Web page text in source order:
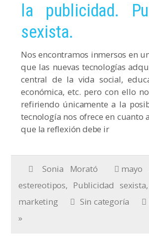
la publicidad.
sexista.
Nos encontramos inmersos en
que las nuevas tecnologías
central de la vida social,
económica, etc. pero con ello
refiriendo únicamente a la
tecnología nos ofrece en cuanto
que la reflexión debe ir
Sonia Morató
mayo
estereotipos, Publicidad sexista,
marketing
Sin categoría
»